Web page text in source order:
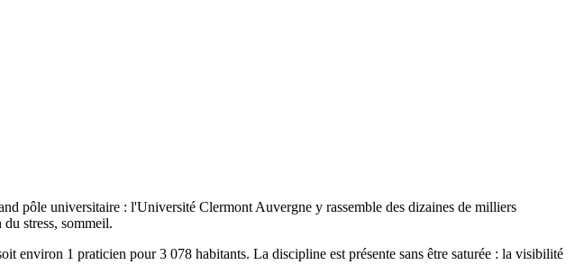
pôle universitaire : l'Université Clermont Auvergne y rassemble des dizaines de milliers
stress, sommeil.
1 praticien pour 3 078 habitants. La discipline est présente sans être saturée : la visibilité